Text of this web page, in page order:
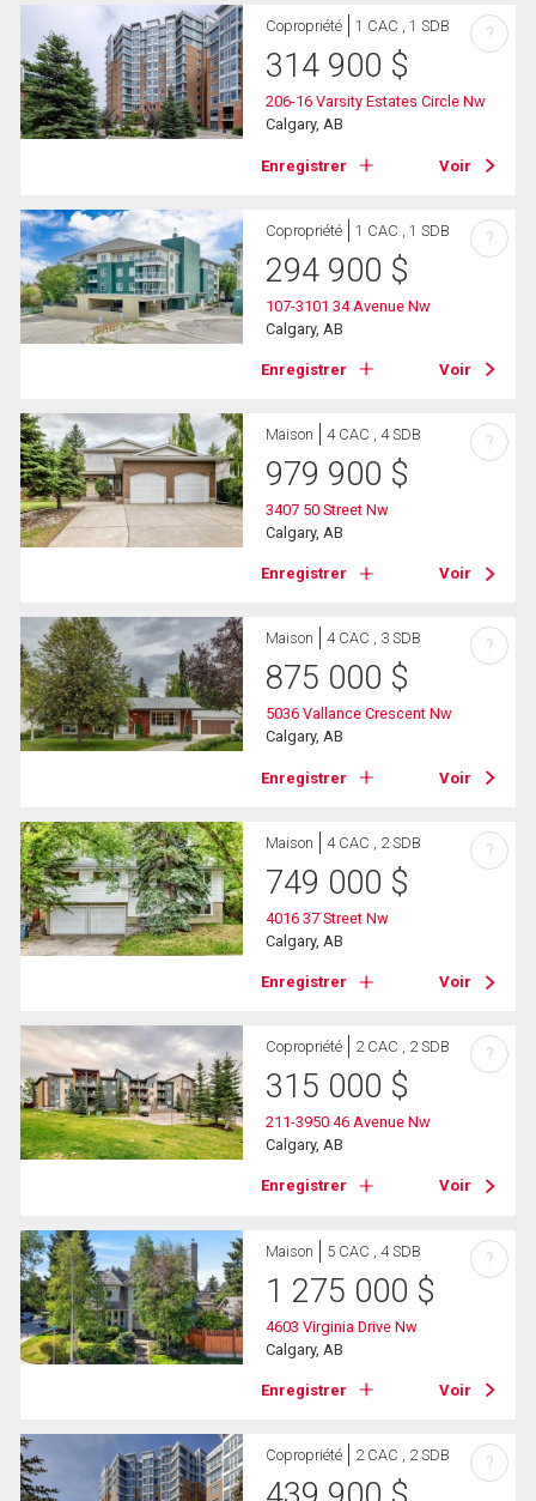
Copropriété 1 CAC , 1 SDB
314 900 $
206-16 Varsity Estates Circle Nw
Calgary, AB
Enregistrer Voir
?
Copropriété 1 CAC , 1 SDB
294 900 $
107-3101 34 Avenue Nw
Calgary, AB
Enregistrer Voir
?
Maison 4 CAC , 4 SDB
979 900 $
3407 50 Street Nw
Calgary, AB
Enregistrer Voir
?
Maison 4 CAC , 3 SDB
875 000 $
5036 Vallance Crescent Nw
Calgary, AB
Enregistrer Voir
?
Maison 4 CAC , 2 SDB
749 000 $
4016 37 Street Nw
Calgary, AB
Enregistrer Voir
?
Copropriété 2 CAC , 2 SDB
315 000 $
211-3950 46 Avenue Nw
Calgary, AB
Enregistrer Voir
?
Maison 5 CAC , 4 SDB
1 275 000 $
4603 Virginia Drive Nw
Calgary, AB
Enregistrer Voir
?
Copropriété 2 CAC , 2 SDB ?